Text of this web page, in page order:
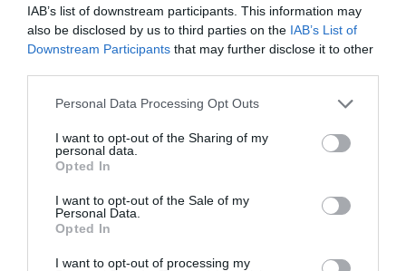
IAB’s list of downstream participants. This information may
also be disclosed by us to third parties on the IAB’s List of
Downstream Participants that may further disclose it to other
Please note that this website/app uses one or more Google
not limited to your visit or usage behaviour. You may click to
grant or deny consent to Google and its third-party tags to
use your data for below specified purposes in below Google
consent section.
Personal Data Processing Opt Outs
I want to opt-out of the Sharing of my
personal data.
Opted In
I want to opt-out of the Sale of my
Personal Data.
Opted In
I want to opt-out of processing my
Στον Παναθηναϊκό η
Κατεργιαννάκη
Ο Παναθηναϊκός Αθλητικός Όμιλος ανακοινώνει την
έναρξη της συνεργασίας του με τη Στέλλα Κατεργιαννάκη
για την ομάδα ποδοσφαίρου γυναικών.